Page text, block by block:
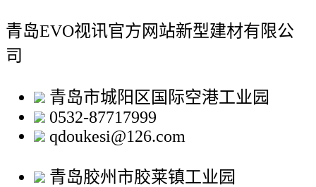
青岛EVO视讯官方网站新型建材有限公
司
青岛市城阳区国际空港工业园
0532-87717999
qdoukesi@126.com
青岛胶州市胶莱镇工业园